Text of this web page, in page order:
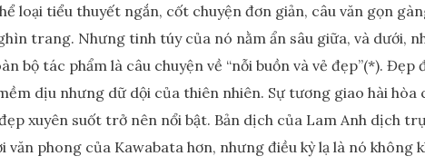
loại tiểu thuyết ngắn, cốt chuyện đơn giản, câu văn gọn
trang. Nhưng tinh túy của nó nằm ẩn sâu giữa, và dưới,
bộ tác phẩm là câu chuyện về “nỗi buồn và vẻ đẹp”(*).
dịu nhưng dữ dội của thiên nhiên. Sự tương giao hài hòa
xuyên suốt trở nên nổi bật. Bản dịch của Lam Anh dịch
văn phong của Kawabata hơn, nhưng điều kỳ lạ là nó không